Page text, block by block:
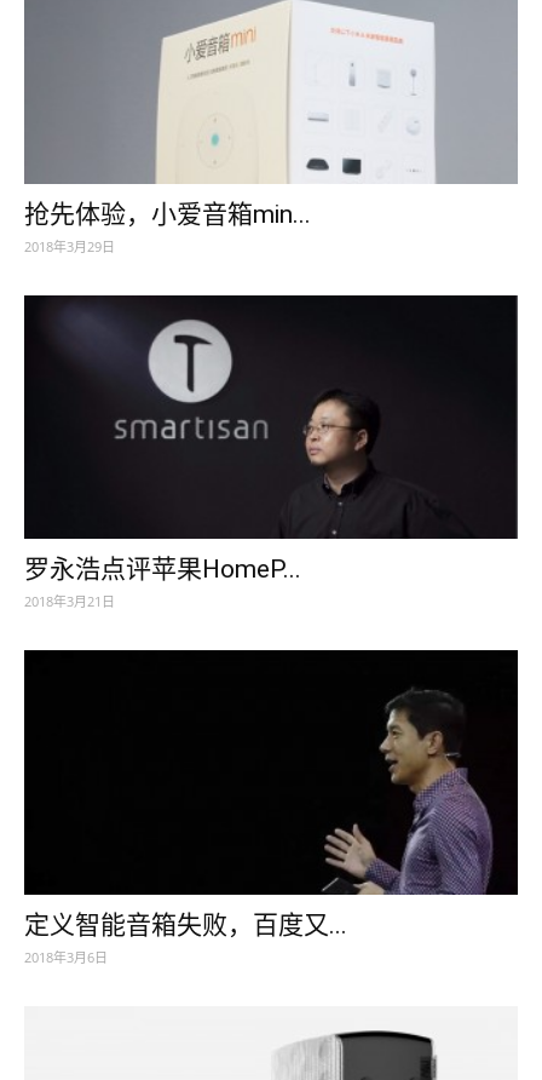
抢先体验，小爱音箱min...
2018年3月29日
罗永浩点评苹果HomeP...
2018年3月21日
定义智能音箱失败，百度又...
2018年3月6日